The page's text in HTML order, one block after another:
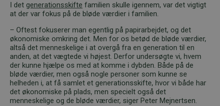
I det generationsskifte familien skulle igennem, var det vigtigt
at der var fokus på de bløde værdier i familien.
– Oftest fokuserer man egentlig på papirarbejdet, og det
økonomiske omkring det. Men for os betød de bløde værdier,
altså det menneskelige i at overgå fra en generation til en
anden, at det vægtede vi højest. Derfor undersøgte vi, hvem
der kunne hjælpe os med at komme i dybden. Både på de
bløde værdier, men også nogle personer som kunne se
helheden i, at få samlet et generationsskifte, hvor vi både har
det økonomiske på plads, men specielt også det
menneskelige og de bløde værdier, siger Peter Mejnertsen.